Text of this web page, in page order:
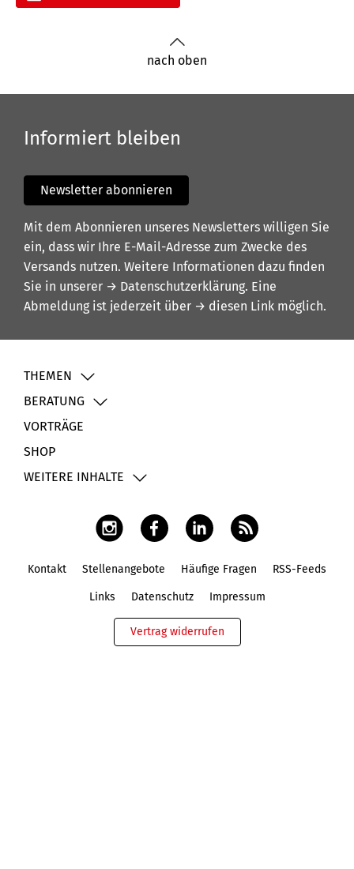
nach oben
Informiert bleiben
Newsletter abonnieren
Mit dem Abonnieren unseres Newsletters willigen Sie
ein, dass wir Ihre E-Mail-Adresse zum Zwecke des
Versands nutzen. Weitere Informationen dazu finden
Sie in unserer → Datenschutzerklärung. Eine
Abmeldung ist jederzeit über → diesen Link möglich.
THEMEN
BERATUNG
VORTRÄGE
SHOP
WEITERE INHALTE
Kontakt Stellenangebote Häufige Fragen RSS-Feeds
Links Datenschutz Impressum
Vertrag widerrufen